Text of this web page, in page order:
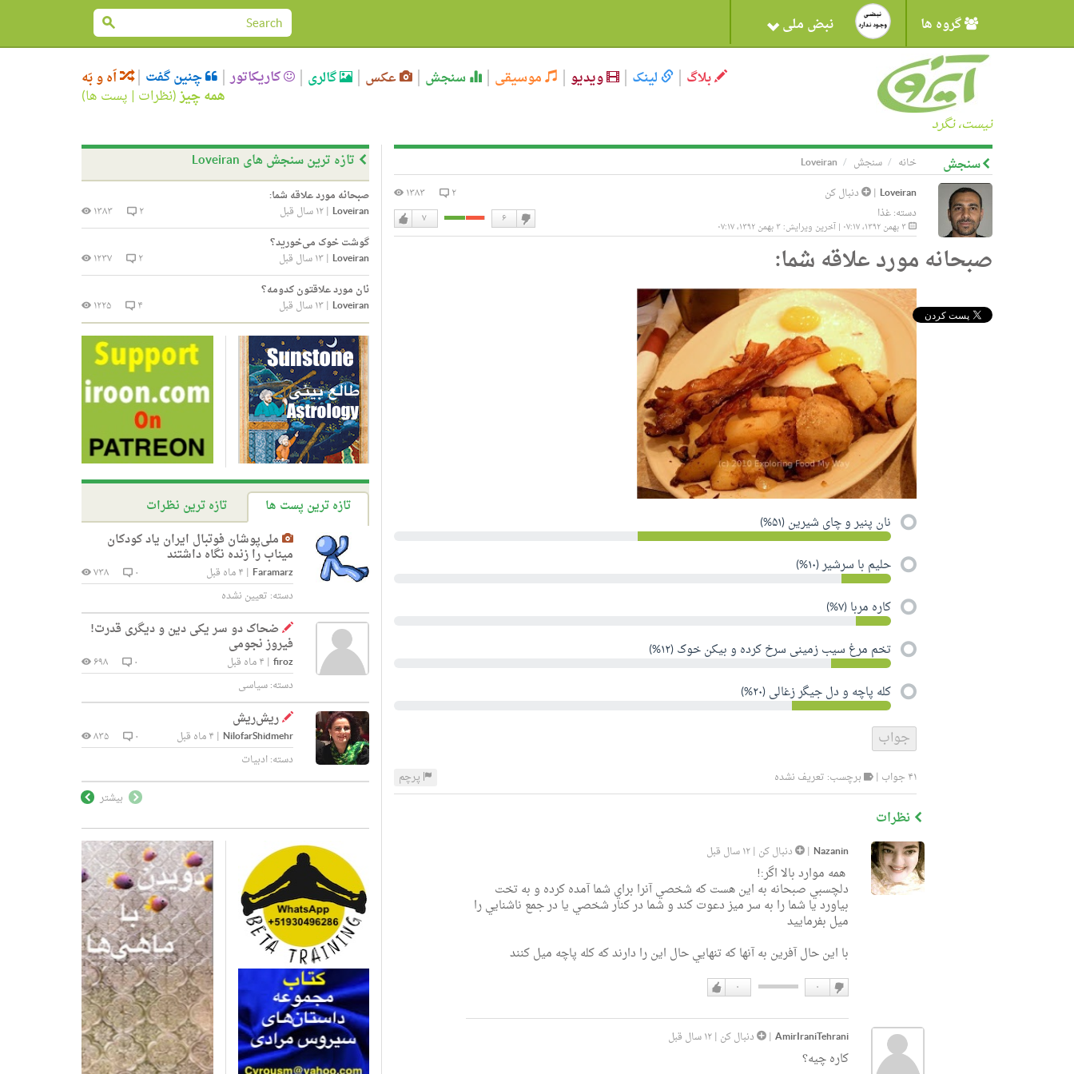
گروه ها نبض ملی
نیست، نگرد
بلاگ لینک ویدیو موسیقی سنجش عکس گالری کاریکاتور چنین گفت اَه و بَه
همه چیز(نظرات | پست ها)
خانه سنجش سنجش
Loveiran
|
دنبال کن
دسته:غذا
۲ ۱۳۸۳
دوست
۷ ۶
دوست
صبحانه مورد علاقه شما:
نان پنیر و چای شیرین (۵۱%)
حلیم با سرشیر (۱۰%)
کاره مربا (۷%)
تخم مرغ سیب زمینی‌ سرخ کرده و بیکن خوک (۱۲%)
کله پاچه و دل‌ جیگر زغالی (۲۰%)
۴۱ جواب | برچسب: تعریف نشده پرچم
نظرات
Nazanin
| دنبال کن |۱۲ سال قبل
همه موارد بالا اگر:!
دلچسبي صبحانه به اين هست كه شخصي آنرا براي شما آمده كرده و به تخت
بياورد يا شما را به سر ميز دعوت كند و شما در كنار شخصي يا در جمع ناشنايي را
ميل بفرماييد
با اين حال آفرين به آنها كه تنهايي حال اين را دارند كه كله پاچه ميل كنند
دارم
۰ ۰
نداشتن
AmirIraniTehrani
| دنبال کن |۱۲ سال قبل
کاره چیه؟
تازه ترین سنجش های Loveiran
صبحانه مورد علاقه شما:
Loveiran
|۱۲ سال قبل ۲
۱۳۸۳
گوشت خوک می‌خورید؟
Loveiran
|۱۳ سال قبل ۲
۱۲۳۷
نان مورد علاقتون کدومه؟
Loveiran
|۱۳ سال قبل ۴ ۱۲۲۵
تازه ترین پست ها
تازه ترین نظرات
ملی‌پوشان فوتبال ایران یاد کودکان
میناب را زنده نگاه داشتند
Faramarz
| ۴ ماه قبل ۰
۷۳۸
دسته: تعیین نشده
ضحاک دو سر یکی دین و دیگری قدرت!
فیروز نجومی
firoz
| ۴ ماه قبل ۰
۶۹۸
دسته:سیاسی
ریش‌ریش
NilofarShidmehr
| ۴ ماه قبل ۰
۸۳۵
دسته:ادبیات
بیشتر